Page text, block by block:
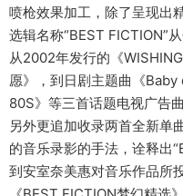
喷枪效果加工，除了呈现出
选辑名称“BEST FICTION”
从2002年发行的《
愿》，到日剧主题曲《
80S》等三首话题电视广告
另外更追加收录两首全新单
的音乐录影的手法，诠释出
到安室奈美惠对音乐作品所